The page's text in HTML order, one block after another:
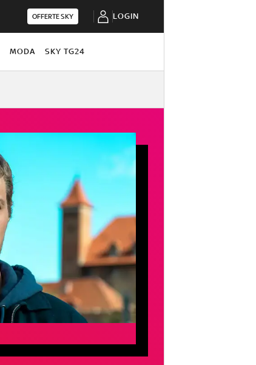
OFFERTE SKY LOGIN
MODA SKY TG24